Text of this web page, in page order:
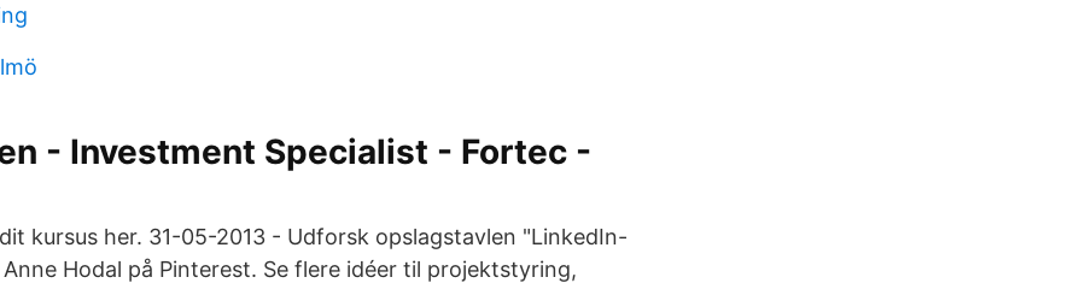
- Investment Specialist - Fortec -
kursus her. 31-05-2013 - Udforsk opslagstavlen "LinkedIn-
Hodal på Pinterest. Se flere idéer til projektstyring,